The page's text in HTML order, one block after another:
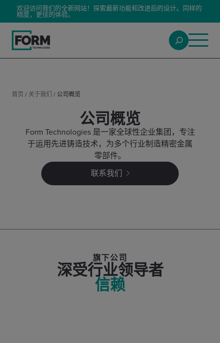
欢迎访问我们的全新网站！探索最新功能和改进后的设计。同样的
精度，更佳的体验。
首页 / 关于我们 / 公司概览
公司概览
Form Technologies 是一家全球性企业集团，专注
于运用先进铸造技术，为多个行业制造精密金属
零部件。
联系我们
旗下公司
深受行业领导者
信赖